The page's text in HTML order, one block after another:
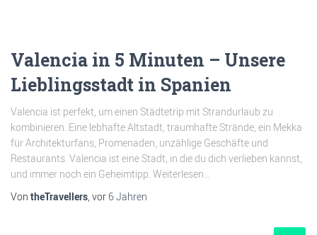
Valencia in 5 Minuten – Unsere
Lieblingsstadt in Spanien
Valencia ist perfekt, um einen Städtetrip mit Strandurlaub zu
kombinieren. Eine lebhafte Altstadt, traumhafte Strände, ein Mekka
für Architekturfans, Promenaden, unzählige Geschäfte und
Restaurants. Valencia ist eine Stadt, in die du dich verlieben kannst,
und immer noch ein Geheimtipp. Weiterlesen…
Von theTravellers , vor 6 Jahren